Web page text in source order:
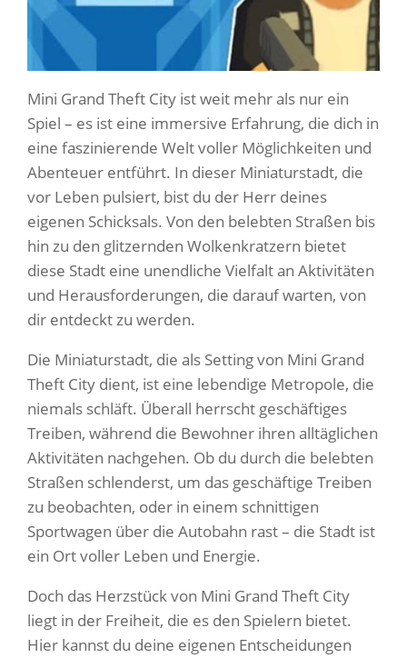
Mini Grand Theft City ist weit mehr als nur ein
Spiel – es ist eine immersive Erfahrung, die dich in
eine faszinierende Welt voller Möglichkeiten und
Abenteuer entführt. In dieser Miniaturstadt, die
vor Leben pulsiert, bist du der Herr deines
eigenen Schicksals. Von den belebten Straßen bis
hin zu den glitzernden Wolkenkratzern bietet
diese Stadt eine unendliche Vielfalt an Aktivitäten
und Herausforderungen, die darauf warten, von
dir entdeckt zu werden.
Die Miniaturstadt, die als Setting von Mini Grand
Theft City dient, ist eine lebendige Metropole, die
niemals schläft. Überall herrscht geschäftiges
Treiben, während die Bewohner ihren alltäglichen
Aktivitäten nachgehen. Ob du durch die belebten
Straßen schlenderst, um das geschäftige Treiben
zu beobachten, oder in einem schnittigen
Sportwagen über die Autobahn rast – die Stadt ist
ein Ort voller Leben und Energie.
Doch das Herzstück von Mini Grand Theft City
liegt in der Freiheit, die es den Spielern bietet.
Hier kannst du deine eigenen Entscheidungen